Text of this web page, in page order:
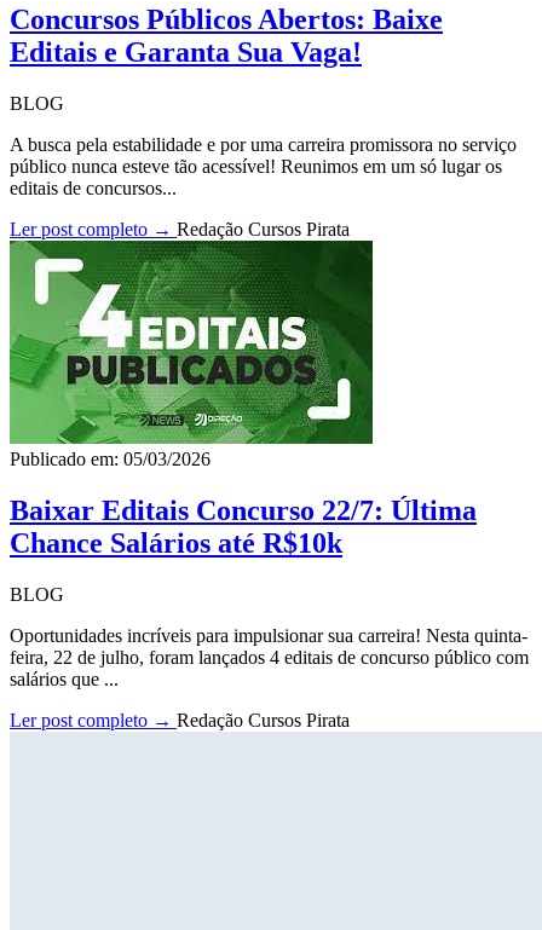
Concursos Públicos Abertos: Baixe
Editais e Garanta Sua Vaga!
BLOG
A busca pela estabilidade e por uma carreira promissora no serviço
público nunca esteve tão acessível! Reunimos em um só lugar os
editais de concursos...
Ler post completo → Redação Cursos Pirata
Publicado em: 05/03/2026
Baixar Editais Concurso 22/7: Última
Chance Salários até R$10k
BLOG
Oportunidades incríveis para impulsionar sua carreira! Nesta quinta-
feira, 22 de julho, foram lançados 4 editais de concurso público com
salários que ...
Ler post completo → Redação Cursos Pirata